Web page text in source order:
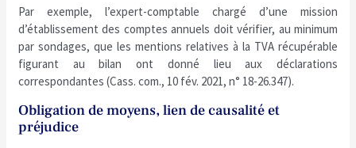
Par exemple, l’expert-comptable chargé d’une mission
d’établissement des comptes annuels doit vérifier, au minimum
par sondages, que les mentions relatives à la TVA récupérable
figurant au bilan ont donné lieu aux déclarations
correspondantes (Cass. com., 10 fév. 2021, n° 18-26.347).
Obligation de moyens, lien de causalité et
préjudice